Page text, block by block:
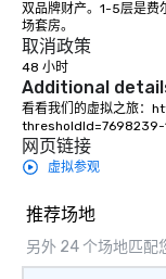
双品牌财产。1-5层是费
场套房。
取消政策
48 小时
Additional
看看我们的虚拟之旅
网页链接
虚拟参观
推荐场地
另外 24 个场地匹配